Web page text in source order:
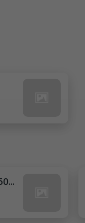
20. ГАЗИРАНА ВОДА 12бр. - 500мл